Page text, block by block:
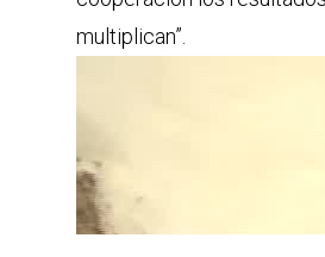
multiplican”.